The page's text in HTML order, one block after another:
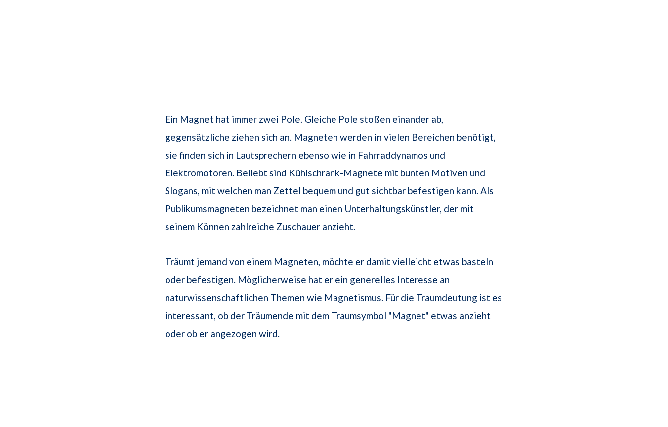
Ein Magnet hat immer zwei Pole. Gleiche Pole stoßen einander ab,
gegensätzliche ziehen sich an. Magneten werden in vielen Bereichen benötigt,
sie finden sich in Lautsprechern ebenso wie in Fahrraddynamos und
Elektromotoren. Beliebt sind Kühlschrank-Magnete mit bunten Motiven und
Slogans, mit welchen man Zettel bequem und gut sichtbar befestigen kann. Als
Publikumsmagneten bezeichnet man einen Unterhaltungskünstler, der mit
seinem Können zahlreiche Zuschauer anzieht.
Träumt jemand von einem Magneten, möchte er damit vielleicht etwas basteln
oder befestigen. Möglicherweise hat er ein generelles Interesse an
naturwissenschaftlichen Themen wie Magnetismus. Für die Traumdeutung ist es
interessant, ob der Träumende mit dem Traumsymbol "Magnet" etwas anzieht
oder ob er angezogen wird.